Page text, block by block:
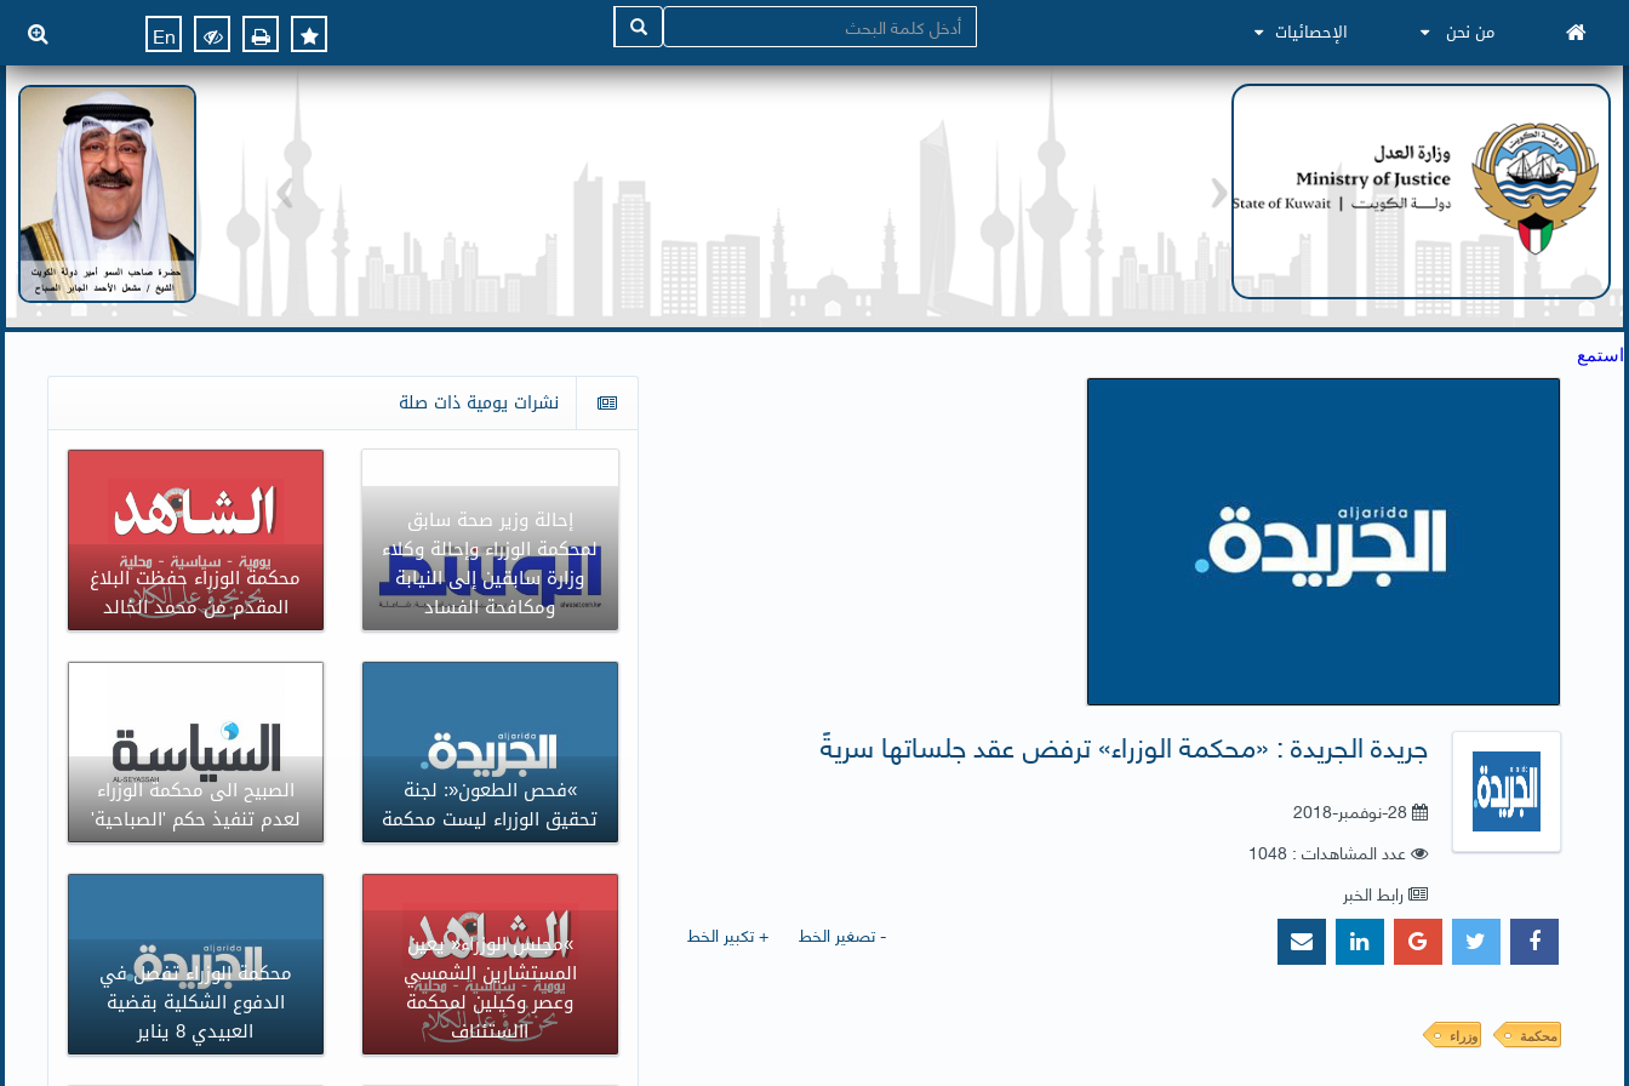
من نحن الإحصائيات En
استمع
جريدة الجريدة : «محكمة الوزراء» ترفض عقد جلساتها سريةً
28-نوفمبر-2018
عدد المشاهدات : 1048
رابط الخبر
+ تكبير الخط
- تصغير الخط
محكمة وزراء
نشرات يومية ذات صلة
محكمة الوزراء حفظت البلاغ
المقدم من محمد الخالد
إحالة وزير صحة سابق
لمحكمة الوزراء وإحالة وكلاء
وزارة سابقين إلى النيابة
ومكافحة الفساد
الصبيح الى محكمة الوزراء
لعدم تنفيذ حكم 'الصباحية'
»فحص الطعون«: لجنة
تحقيق الوزراء ليست محكمة
محكمة الوزراء تفصل في
الدفوع الشكلية بقضية
العبيدي 8 يناير
»مجلس الوزراء« يعين
المستشارين الشمسي
وعصر وكيلين لمحكمة
االستئناف